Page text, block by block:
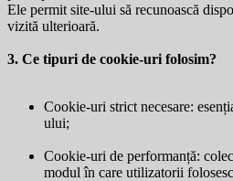
Ele permit site-ului să recunoască
vizită ulterioară.
3. Ce tipuri de cookie-uri folosim?
Cookie-uri strict necesare:
ului;
Cookie-uri de performanță:
modul în care utilizatorii